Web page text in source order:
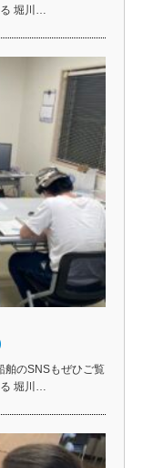
堀川…
舶のSNSもぜひご覧
る 堀川…